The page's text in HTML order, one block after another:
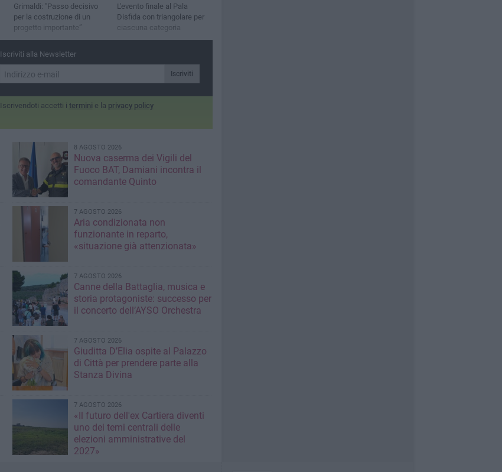
Grimaldi: "Passo decisivo
per la costruzione di un
progetto importante”
L'evento finale al Pala
Disfida con triangolare per
ciascuna categoria
Iscriviti alla Newsletter
Iscriviti
Iscrivendoti accetti i termini e la privacy policy
8 AGOSTO 2026
Nuova caserma dei Vigili del
Fuoco BAT, Damiani incontra il
comandante Quinto
7 AGOSTO 2026
Aria condizionata non
funzionante in reparto,
«situazione già attenzionata»
7 AGOSTO 2026
Canne della Battaglia, musica e
storia protagoniste: successo per
il concerto dell’AYSO Orchestra
7 AGOSTO 2026
Giuditta D’Elia ospite al Palazzo
di Città per prendere parte alla
Stanza Divina
7 AGOSTO 2026
«Il futuro dell'ex Cartiera diventi
uno dei temi centrali delle
elezioni amministrative del
2027»